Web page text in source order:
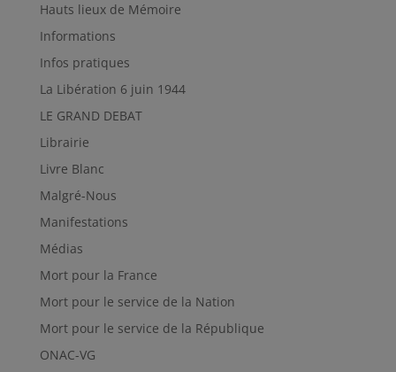
Hauts lieux de Mémoire
Informations
Infos pratiques
La Libération 6 juin 1944
LE GRAND DEBAT
Librairie
Livre Blanc
Malgré-Nous
Manifestations
Médias
Mort pour la France
Mort pour le service de la Nation
Mort pour le service de la République
ONAC-VG